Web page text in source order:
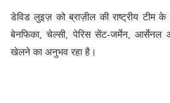
डेविड लुइज़ को ब्राज़ील की राष्ट्रीय
बेनफिका, चेल्सी, पेरिस सेंट-जर्मेन,
खेलने का अनुभव रहा है।